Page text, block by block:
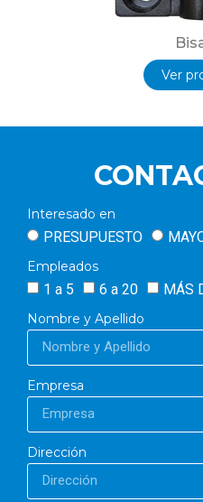
Ver
Interesado en
PRESUPUESTO
Empleados
1 a 5 6 a 20 MÁS
Nombre y Apellido
Empresa
Dirección